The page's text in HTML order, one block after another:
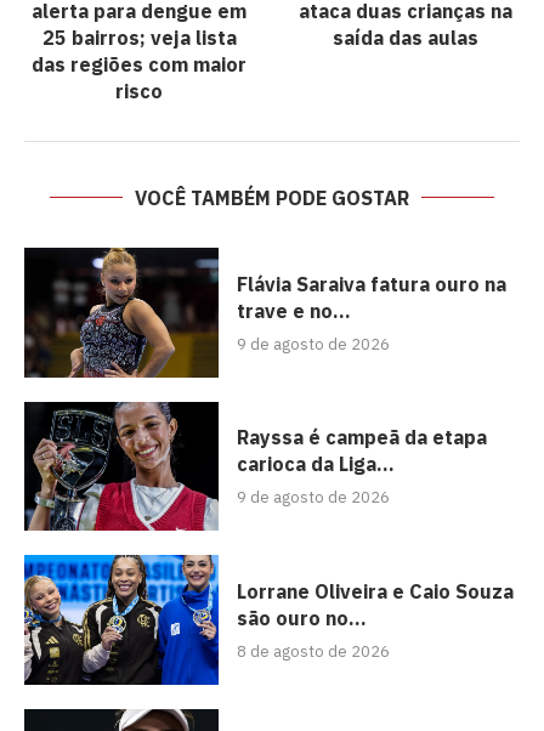
alerta para dengue em
25 bairros; veja lista
das regiões com maior
risco
ataca duas crianças na
saída das aulas
VOCÊ TAMBÉM PODE GOSTAR
Flávia Saraiva fatura ouro na
trave e no...
9 de agosto de 2026
Rayssa é campeã da etapa
carioca da Liga...
9 de agosto de 2026
Lorrane Oliveira e Caio Souza
são ouro no...
8 de agosto de 2026